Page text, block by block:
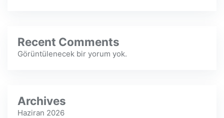
Recent Comments
Görüntülenecek bir yorum yok.
Archives
Haziran 2026